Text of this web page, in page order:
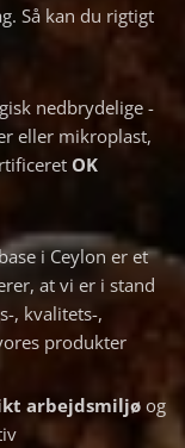
Så kan du rigtigt
nedbrydelige -
eller mikroplast,
OK
i Ceylon er et
at vi er i stand
, kvalitets-,
produkter
arbejdsmiljø og